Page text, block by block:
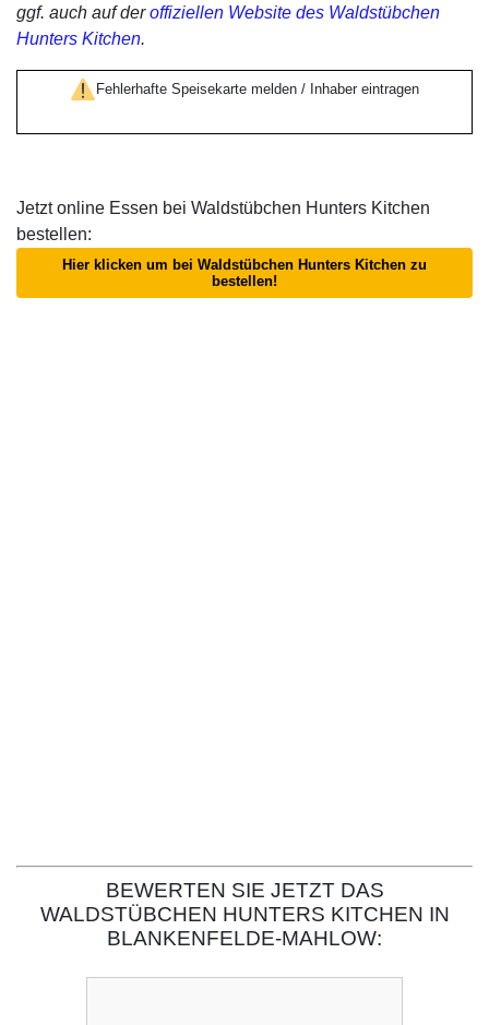
ggf. auch auf deroffiziellen Website des Waldstübchen
Hunters Kitchen.
Fehlerhafte Speisekarte melden / Inhaber eintragen
Jetzt online Essen bei Waldstübchen Hunters Kitchen
bestellen:
Hier klicken um bei Waldstübchen Hunters Kitchen zu
bestellen!
BEWERTEN SIE JETZT DAS
WALDSTÜBCHEN HUNTERS KITCHEN IN
BLANKENFELDE-MAHLOW: